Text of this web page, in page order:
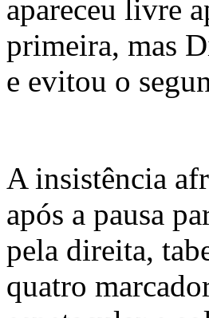
apareceu livre
primeira, mas
e evitou o
A insistência
após a pausa
pela direita,
quatro